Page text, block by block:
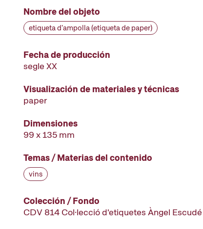
Nombre del objeto
etiqueta d'ampolla (etiqueta de paper)
Fecha de producción
segle XX
Visualización de materiales y técnicas
paper
Dimensiones
99 x 135 mm
Temas / Materias del contenido
vins
Colección / Fondo
CDV 814 Col·lecció d'etiquetes Àngel